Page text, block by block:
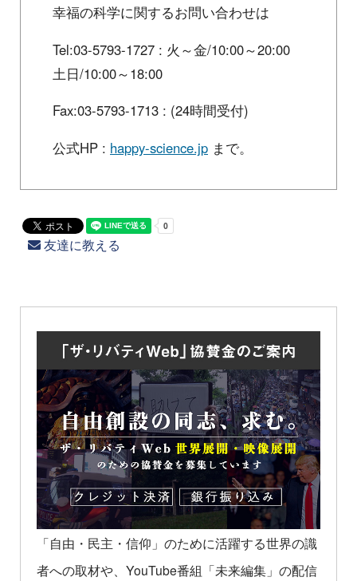
幸福の科学に関するお問い合わせは
Tel:03-5793-1727 : 火～金/10:00～20:00
土日/10:00～18:00
Fax:03-5793-1713 : (24時間受付)
公式HP : happy-science.jp まで。
友達に教える
「自由・民主・信仰」のために活躍する世界の識
者への取材や、YouTube番組「未来編集」の配信